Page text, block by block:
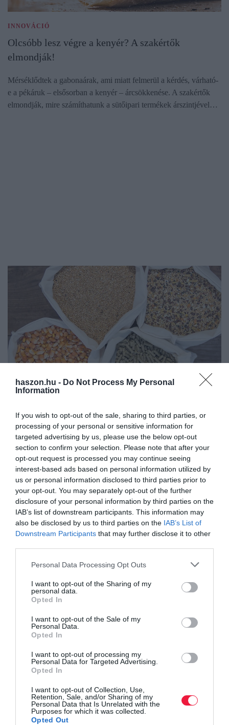
haszon.hu - Do Not Process My Personal
Information
If you wish to opt-out of the sale, sharing to third parties, or
processing of your personal or sensitive information for
targeted advertising by us, please use the below opt-out
section to confirm your selection. Please note that after your
opt-out request is processed you may continue seeing
interest-based ads based on personal information utilized by
us or personal information disclosed to third parties prior to
your opt-out. You may separately opt-out of the further
disclosure of your personal information by third parties on the
IAB’s list of downstream participants. This information may
also be disclosed by us to third parties on the IAB’s List of
Downstream Participants that may further disclose it to other
Please note that this website/app uses one or more Google
not limited to your visit or usage behaviour. You may click to
grant or deny consent to Google and its third-party tags to
use your data for below specified purposes in below Google
consent section.
Personal Data Processing Opt Outs
I want to opt-out of the Sharing of my
personal data.
Opted In
I want to opt-out of the Sale of my
Personal Data.
Opted In
I want to opt-out of processing my
Personal Data for Targeted Advertising.
Opted In
I want to opt-out of Collection, Use,
Retention, Sale, and/or Sharing of my
Personal Data that Is Unrelated with the
Purposes for which it was collected.
Opted Out
INNOVÁCIÓ
Olcsóbb lesz végre a kenyér? A szakértők
elmondják!
Mérséklődtek a gabonaárak, ami miatt felmerül a kérdés, várható-
e a pékáruk – elsősorban a kenyér – árcsökkenése. A szakértők
elmondják, mire számíthatunk a sütőipari termékek árszintjével…
NÖVÉNYTERMESZTÉS
Ha kevesebb kenyér fogy, csökkenhet a búza ára
Elkezdtek csökkenni a mezőgazdasági termékek árai a magyar és
a nemzetközi piacon is. Ez később az élelmiszerek áresését is
maga után vonhatja. Azonban egyes állatbetegségek járványszerű
felbukkanása…